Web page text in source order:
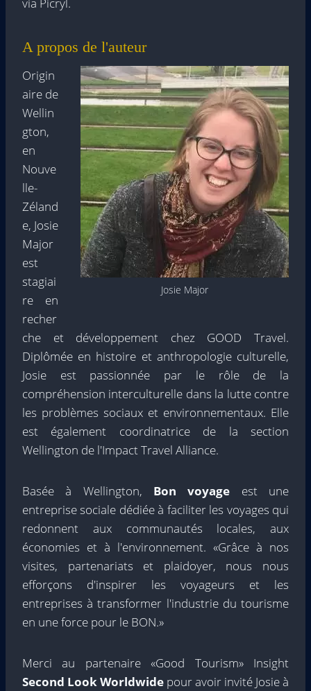
via Picryl.
A propos de l'auteur
Josie Major
Origin
aire de
Wellin
gton,
en
Nouve
lle-
Zéland
e, Josie
Major
est
stagiai
re en
recher
che et développement chez GOOD Travel.
Diplômée en histoire et anthropologie culturelle,
Josie est passionnée par le rôle de la
compréhension interculturelle dans la lutte contre
les problèmes sociaux et environnementaux. Elle
est également coordinatrice de la section
Wellington de l'Impact Travel Alliance.
Basée à Wellington, Bon voyage est une
entreprise sociale dédiée à faciliter les voyages qui
redonnent aux communautés locales, aux
économies et à l'environnement. «Grâce à nos
visites, partenariats et plaidoyer, nous nous
efforçons d'inspirer les voyageurs et les
entreprises à transformer l'industrie du tourisme
en une force pour le BON.»
Merci au partenaire «Good Tourism» Insight
Second Look Worldwide pour avoir invité Josie à